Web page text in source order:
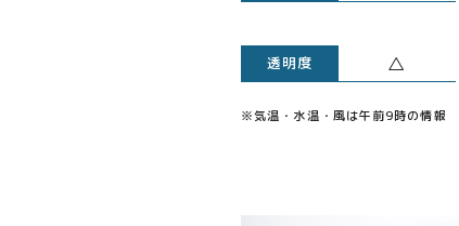
透明度 △
※気温・水温・風は午前9時の